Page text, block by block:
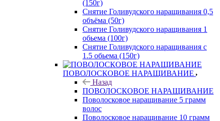
(150г)
Снятие Голивудского наращивания 0,5
объёма (50г)
Снятие Голивудского наращивания 1
обьема (100г)
Снятие Голивудского наращивания с
1.5 обьема (150г)
ПОВОЛОСКОВОЕ НАРАЩИВАНИЕ
Назад
ПОВОЛОСКОВОЕ НАРАЩИВАНИЕ
Поволосковое наращивание 5 грамм
волос
Поволосковое наращивание 10 грамм